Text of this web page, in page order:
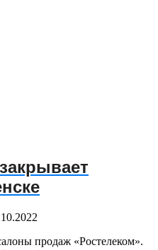
продаж «Ростелеком».